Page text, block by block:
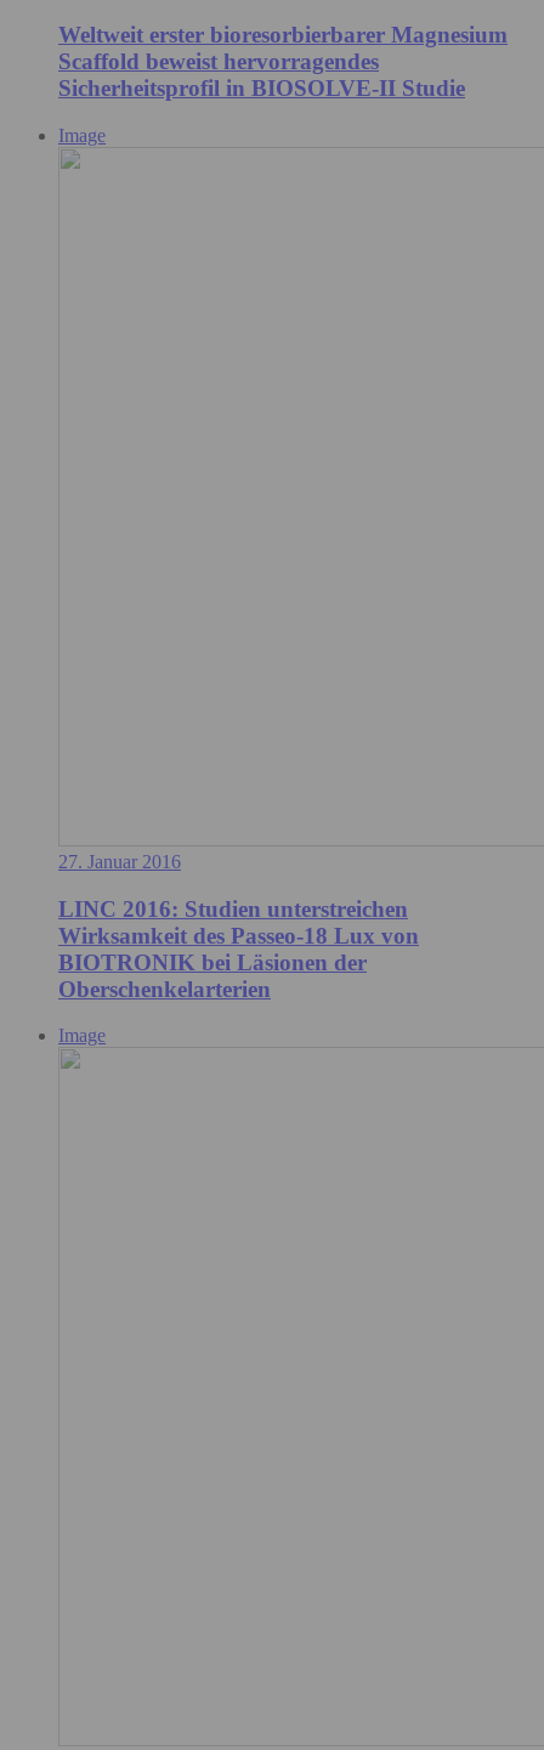
Weltweit erster bioresorbierbarer Magnesium
Scaffold beweist hervorragendes
Sicherheitsprofil in BIOSOLVE-II Studie
Image
27. Januar 2016
LINC 2016: Studien unterstreichen
Wirksamkeit des Passeo-18 Lux von
BIOTRONIK bei Läsionen der
Oberschenkelarterien
Image